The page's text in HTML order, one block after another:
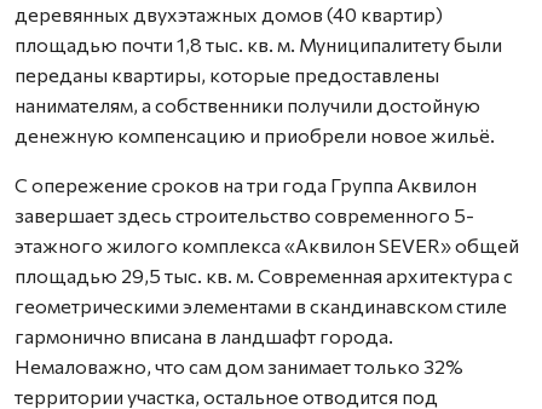
деревянных двухэтажных домов (40 квартир)
площадью почти 1,8 тыс. кв. м. Муниципалитету были
переданы квартиры, которые предоставлены
нанимателям, а собственники получили достойную
денежную компенсацию и приобрели новое жильё.
С опережение сроков на три года Группа Аквилон
завершает здесь строительство современного 5-
этажного жилого комплекса «Аквилон SEVER» общей
площадью 29,5 тыс. кв. м. Современная архитектура с
геометрическими элементами в скандинавском стиле
гармонично вписана в ландшафт города.
Немаловажно, что сам дом занимает только 32%
территории участка, остальное отводится под